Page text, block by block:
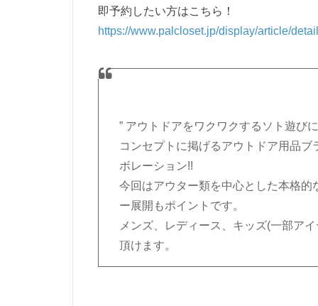
即予約したい方はこちら！
https://www.palcloset.jp/display/article/
” アウトドアをワクワクするソト遊び
コンセプトに掲げるアウトドア用品
ボレーション!!
今回はアウター類を中心とした本格
ー展開もポイントです。
メンズ、レディース、キッズ(一部ア
頂けます。